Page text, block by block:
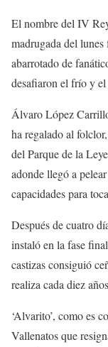
El nombre del IV
madrugada del
abarrotado de
desafiaron el frío y
Álvaro López
ha regalado al
del Parque de la
adonde llegó a
capacidades para
Después de cuatro
instaló en la fase
castizas consiguió
realiza cada diez
‘Alvarito’, como es
Vallenatos que